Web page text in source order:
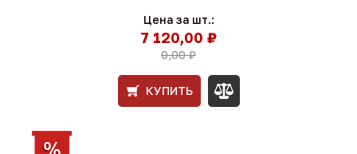
Цена за шт.:
7 120,00 ₽
0,00 ₽
КУПИТЬ